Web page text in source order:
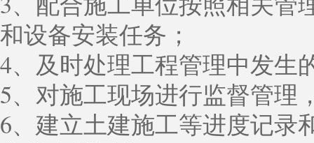
和设备安装任务；
4、及时处理工程管理中发生
5、对施工现场进行监督管理
6、建立土建施工等进度记录